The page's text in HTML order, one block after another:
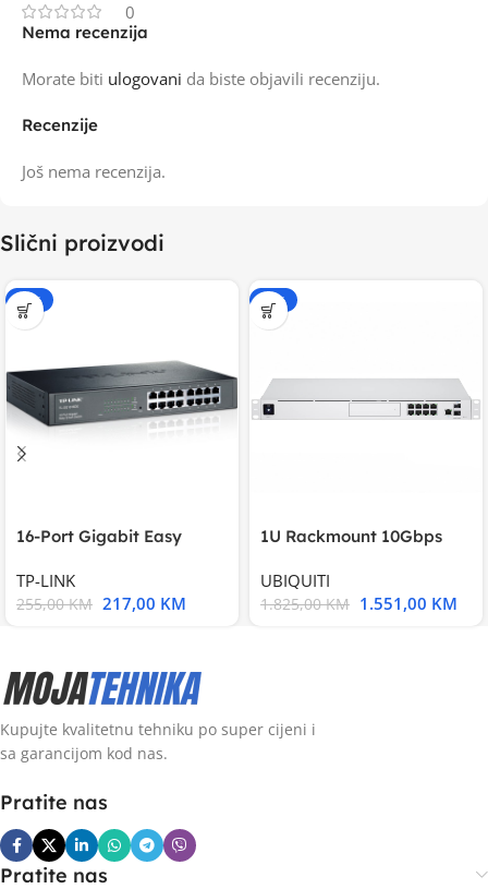
0
Recenzije
Još nema recenzija.
Nema recenzija
Morate biti ulogovani da biste objavili recenziju.
Slični proizvodi
-15%
16-Port Gigabit Easy
TP-LINK
255,00KM 217,00 KM
-15%
1U Rackmount 10Gbps
UBIQUITI
1.825,00KM 1.551,00 KM
Kupujte kvalitetnu tehniku po super cijeni i
sa garancijom kod nas.
Pratite nas
Pratite nas